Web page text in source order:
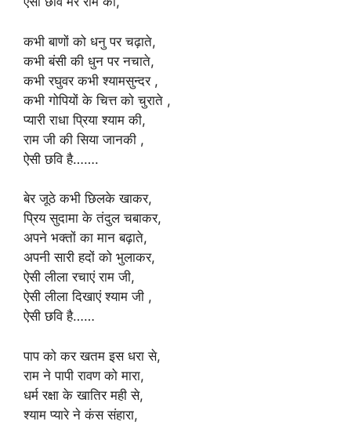
कभी बाणों को धनु पर चढ़ाते,
कभी बंसी की धुन पर नचाते,
कभी रघुवर कभी श्यामसुन्दर ,
कभी गोपियों के चित्त को चुराते ,
प्यारी राधा प्रिया श्याम की,
राम जी की सिया जानकी ,
ऐसी छवि है…….
बेर जूठे कभी छिलके खाकर,
प्रिय सुदामा के तंदुल चबाकर,
अपने भक्तों का मान बढ़ाते,
अपनी सारी हदों को भुलाकर,
ऐसी लीला रचाएं राम जी,
ऐसी लीला दिखाएं श्याम जी ,
ऐसी छवि है……
पाप को कर खतम इस धरा से,
राम ने पापी रावण को मारा,
धर्म रक्षा के खातिर मही से,
श्याम प्यारे ने कंस संहारा,